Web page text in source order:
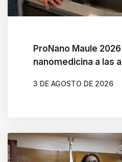
ProNano Maule
nanomedicina a las
3 DE AGOSTO DE 2026